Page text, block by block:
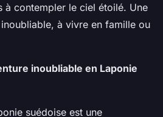
à contempler le ciel étoilé. Une
à vivre en famille ou
inoubliable en Laponie
suédoise est une